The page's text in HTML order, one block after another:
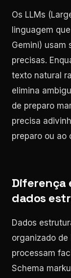
Os LLMs
linguagem
Gemini) usam
precisas.
texto natural
elimina
de preparo
precisa
preparo ou ao
Diferença
dados
Dados
organizado
processam
Schema